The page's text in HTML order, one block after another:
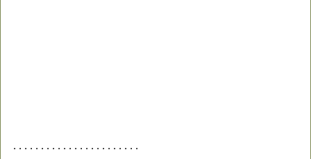
. . . . . . . . . . . . . . . . . . . . . . .